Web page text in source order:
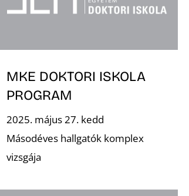
MKE DOKTORI ISKOLA
PROGRAM
2025. május 27. kedd
Másodéves hallgatók komplex
vizsgája